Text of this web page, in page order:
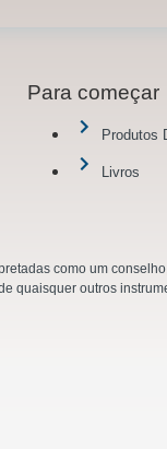
Para começar
Produtos
Livros
como um
quaisquer outros